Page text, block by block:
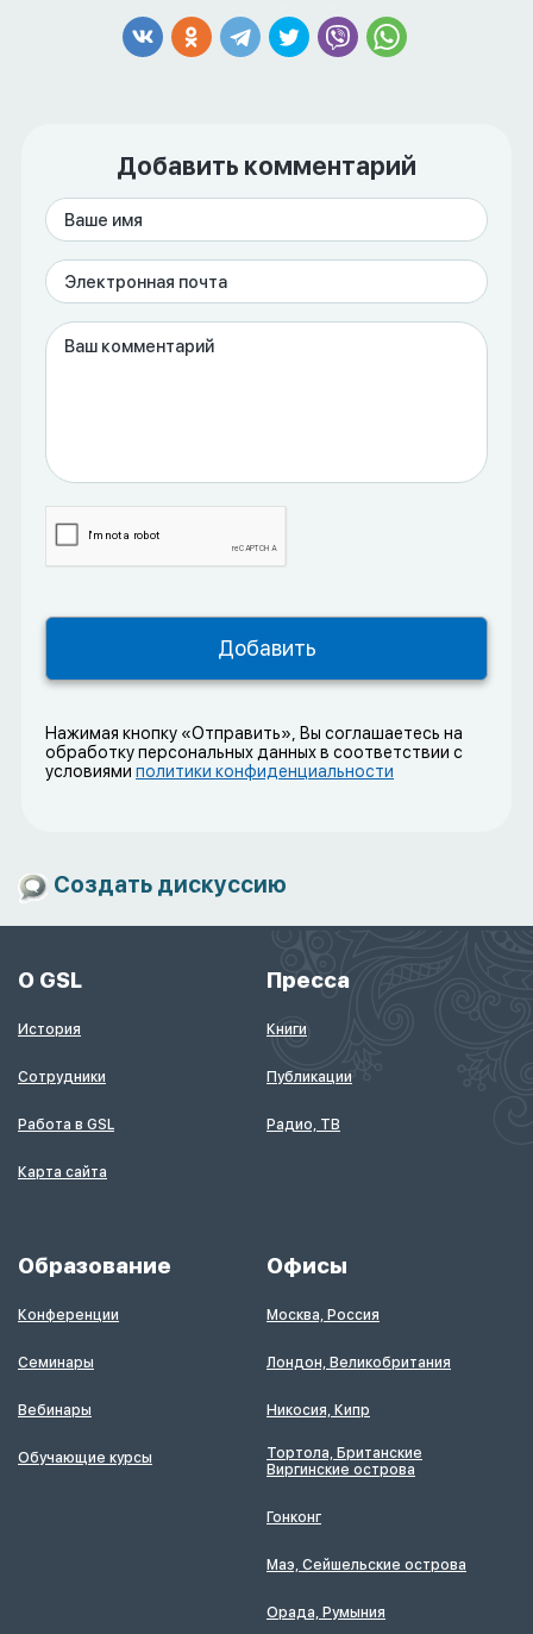
Добавить комментарий
Нажимая кнопку «Отправить», Вы соглашаетесь на
обработку персональных данных в соответствии с
условиями политики конфиденциальности
Создать дискуссию
О GSL
История
Сотрудники
Работа в GSL
Карта сайта
Пресса
Книги
Публикации
Радио, ТВ
Образование
Конференции
Семинары
Вебинары
Обучающие курсы
Офисы
Москва, Россия
Лондон, Великобритания
Никосия, Кипр
Тортола, Британские
Виргинские острова
Гонконг
Маэ, Сейшельские острова
Орада, Румыния